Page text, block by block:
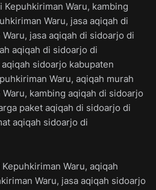
Waru, kambing
Waru, jasa aqiqah di
jasa aqiqah di sidoarjo di
aqiqah di sidoarjo di
sidoarjo kabupaten
Waru, aqiqah murah
kambing aqiqah di sidoarjo
paket aqiqah di sidoarjo di
aqiqah sidoarjo di
Waru, aqiqah
Waru, jasa aqiqah sidoarjo